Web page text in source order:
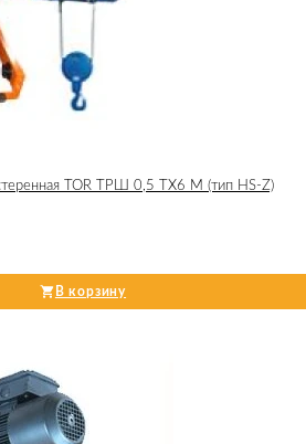
TOR ТРШ 0,5 ТХ6 М (тип HS-Z)
В корзину